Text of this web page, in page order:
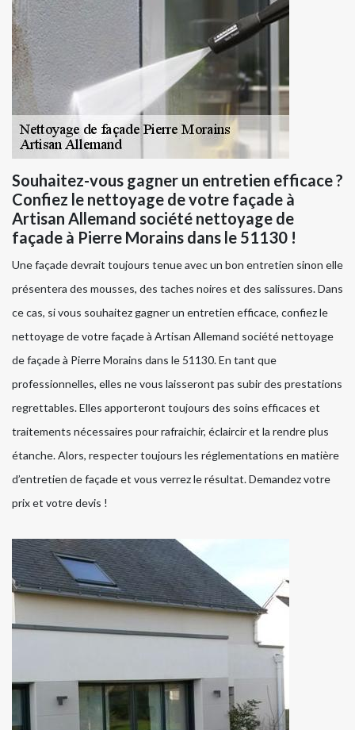
Souhaitez-vous gagner un entretien efficace ?
Confiez le nettoyage de votre façade à
Artisan Allemand société nettoyage de
façade à Pierre Morains dans le 51130 !
Une façade devrait toujours tenue avec un bon entretien sinon elle
présentera des mousses, des taches noires et des salissures. Dans
ce cas, si vous souhaitez gagner un entretien efficace, confiez le
nettoyage de votre façade à Artisan Allemand société nettoyage
de façade à Pierre Morains dans le 51130. En tant que
professionnelles, elles ne vous laisseront pas subir des prestations
regrettables. Elles apporteront toujours des soins efficaces et
traitements nécessaires pour rafraichir, éclaircir et la rendre plus
étanche. Alors, respecter toujours les réglementations en matière
d’entretien de façade et vous verrez le résultat. Demandez votre
prix et votre devis !